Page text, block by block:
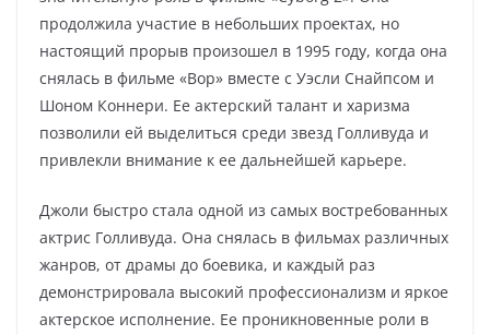
продолжила участие в небольших проектах, но
настоящий прорыв произошел в 1995 году, когда она
снялась в фильме «Вор» вместе с Уэсли Снайпсом и
Шоном Коннери. Ее актерский талант и харизма
позволили ей выделиться среди звезд Голливуда и
привлекли внимание к ее дальнейшей карьере.
Джоли быстро стала одной из самых востребованных
актрис Голливуда. Она снялась в фильмах различных
жанров, от драмы до боевика, и каждый раз
демонстрировала высокий профессионализм и яркое
актерское исполнение. Ее проникновенные роли в